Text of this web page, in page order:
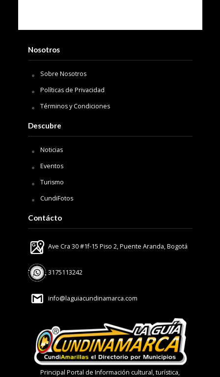
Nosotros
Sobre Nosotros
Políticas de Privacidad
Términos y Condiciones
Descubre
Noticias
Eventos
Turismo
CundiFotos
Contácto
Ave Cra 30 #1f-15 Piso 2, Puente Aranda, Bogotá
3175113242
info@laguiacundinamarca.com
Principal Portal de Información cultural, turística,